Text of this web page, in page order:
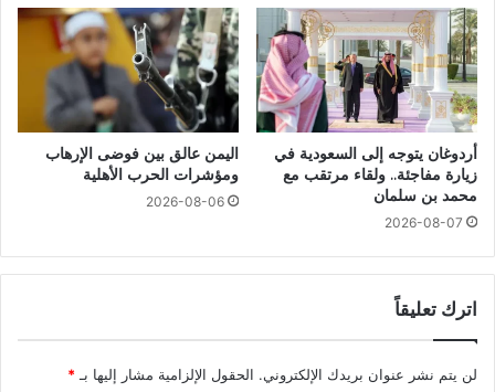
أردوغان يتوجه إلى السعودية في
زيارة مفاجئة.. ولقاء مرتقب مع
محمد بن سلمان
2026-08-07
اليمن عالق بين فوضى الإرهاب
ومؤشرات الحرب الأهلية
2026-08-06
اترك تعليقاً
لن يتم نشر عنوان بريدك الإلكتروني. الحقول الإلزامية مشار إليها بـ *